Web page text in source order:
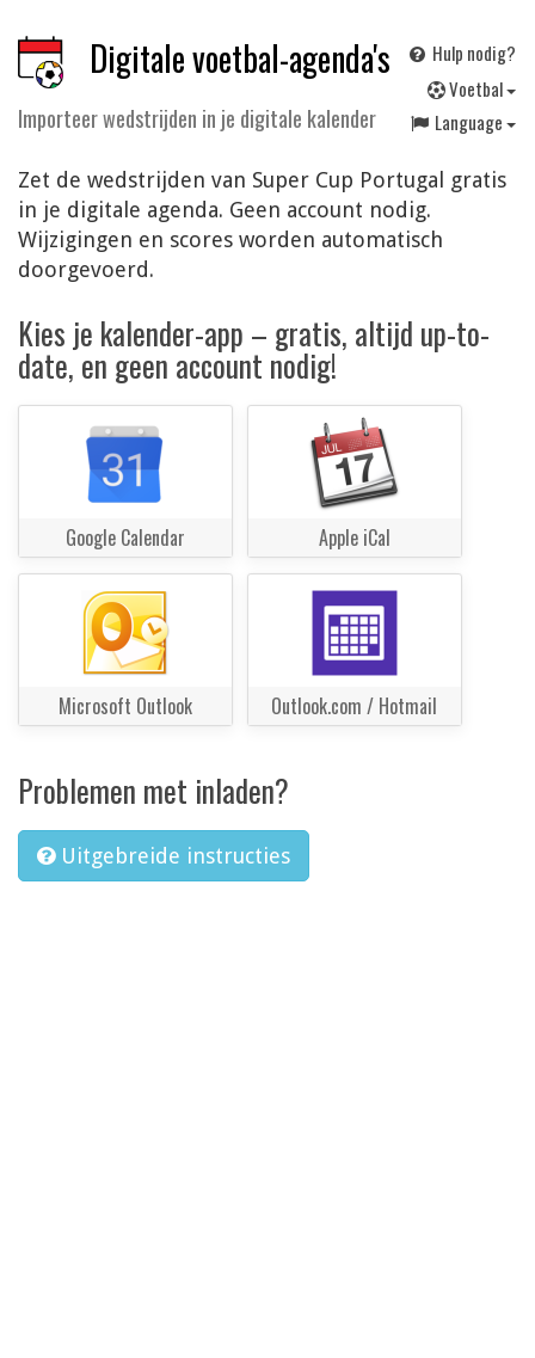
Digitale voetbal-agenda's
Importeer wedstrijden in je digitale kalender
Hulp nodig?
Voetbal
Language
Zet de wedstrijden van Super Cup Portugal gratis
in je digitale agenda. Geen account nodig.
Wijzigingen en scores worden automatisch
doorgevoerd.
Kies je kalender-app – gratis, altijd up-to-
date, en geen account nodig!
Google Calendar Apple iCal
Microsoft Outlook Outlook.com / Hotmail
Problemen met inladen?
Uitgebreide instructies